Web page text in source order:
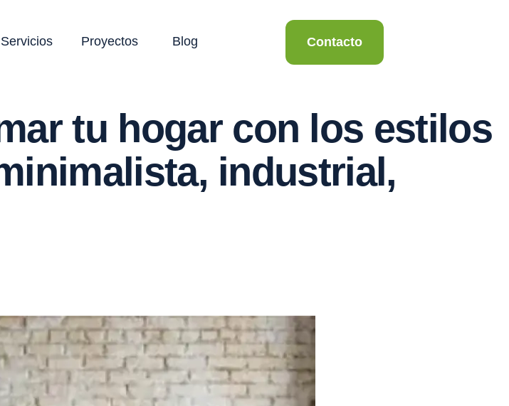
Servicios Proyectos Blog Contacto
tu hogar con los estilos
industrial,